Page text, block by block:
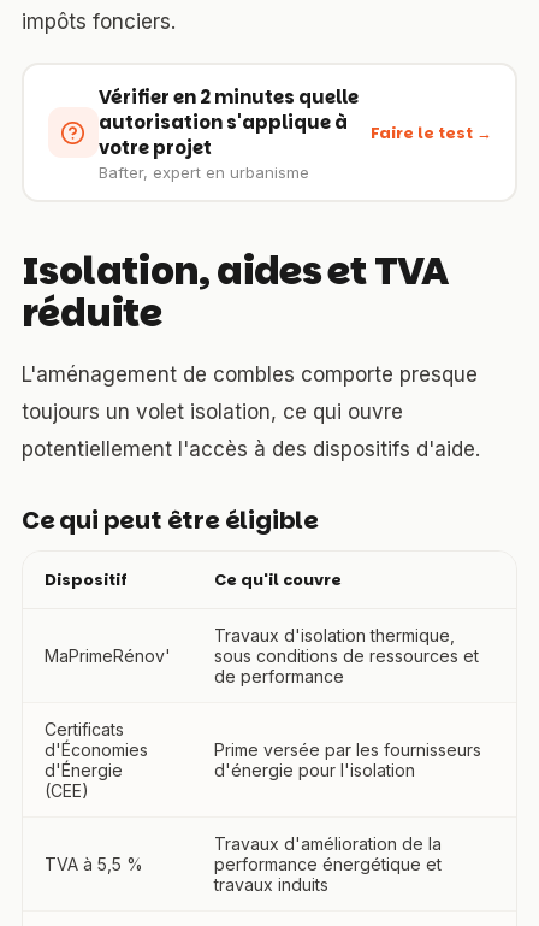
impôts fonciers.
Vérifier en 2 minutes quelle
autorisation s'applique à
votre projet
Bafter, expert en urbanisme
Faire le test →
Isolation, aides et TVA
réduite
L'aménagement de combles comporte presque
toujours un volet isolation, ce qui ouvre
potentiellement l'accès à des dispositifs d'aide.
Ce qui peut être éligible
Dispositif Ce qu'il couvre
MaPrimeRénov'
Travaux d'isolation thermique,
sous conditions de ressources et
de performance
Certificats
d'Économies
d'Énergie
(CEE)
Prime versée par les fournisseurs
d'énergie pour l'isolation
TVA à 5,5 %
Travaux d'amélioration de la
performance énergétique et
travaux induits